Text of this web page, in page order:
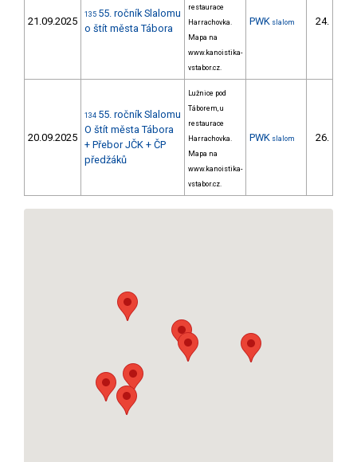
21.09.2025
135 55. ročník Slalomu
o štít města Tábora
restaurace
Harrachovka.
Mapa na
www.kanoistika-
vstabor.cz.
PWK slalom 24.
20.09.2025
134 55. ročník Slalomu
O štít města Tábora
+ Přebor JČK + ČP
předžáků
Lužnice pod
Táborem, u
restaurace
Harrachovka.
Mapa na
www.kanoistika-
vstabor.cz.
PWK slalom 26.